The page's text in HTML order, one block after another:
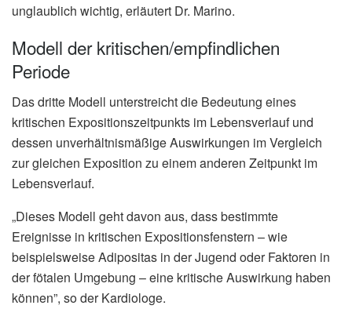
unglaublich wichtig, erläutert Dr. Marino.
Modell der kritischen/empfindlichen
Periode
Das dritte Modell unterstreicht die Bedeutung eines
kritischen Expositionszeitpunkts im Lebensverlauf und
dessen unverhältnismäßige Auswirkungen im Vergleich
zur gleichen Exposition zu einem anderen Zeitpunkt im
Lebensverlauf.
„Dieses Modell geht davon aus, dass bestimmte
Ereignisse in kritischen Expositionsfenstern – wie
beispielsweise Adipositas in der Jugend oder Faktoren in
der fötalen Umgebung – eine kritische Auswirkung haben
können”, so der Kardiologe.